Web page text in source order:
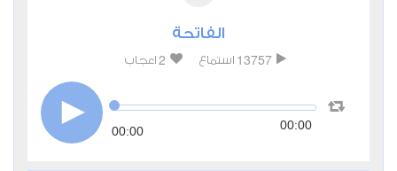
الفاتحة
13757 استماع 2 اعجاب
00:00 00:00